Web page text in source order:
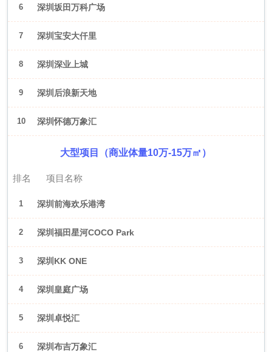
6 深圳坂田万科广场
7 深圳宝安大仟里
8 深圳深业上城
9 深圳后浪新天地
10 深圳怀德万象汇
大型项目（商业体量10万-15万㎡）
排名 项目名称
1 深圳前海欢乐港湾
2 深圳福田星河COCO Park
3 深圳KK ONE
4 深圳皇庭广场
5 深圳卓悦汇
6 深圳布吉万象汇